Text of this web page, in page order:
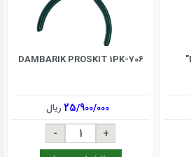
DAMBARIK PROSKIT 1PK-706
25/900/000ریال